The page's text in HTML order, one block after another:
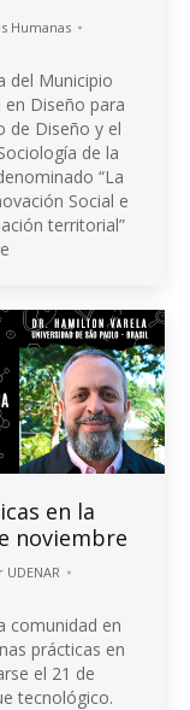
Humanas
del Municipio
Diseño para
de Diseño y el
de la
“La
Social e
territorial”
en la
noviembre
UDENAR
comunidad en
prácticas en
el 21 de
tecnológico.